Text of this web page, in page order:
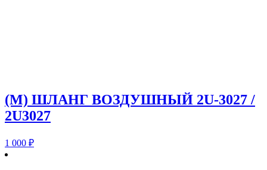
(M) ШЛАНГ ВОЗДУШНЫЙ 2U-3027 /
2U3027
1 000 ₽